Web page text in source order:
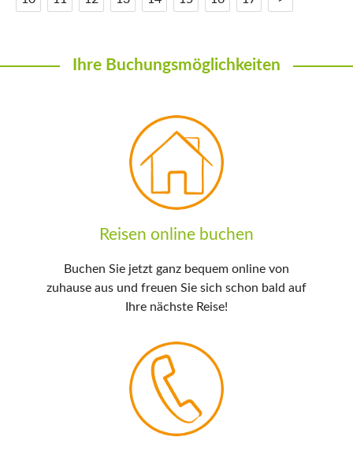
Ihre Buchungsmöglichkeiten
Reisen online buchen
Buchen Sie jetzt ganz bequem online von
zuhause aus und freuen Sie sich schon bald auf
Ihre nächste Reise!